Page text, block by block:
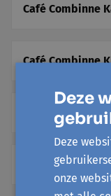
Café Combinne
Café Combinne
Café Combinne
Café Combinne
Deze
Deze
onze